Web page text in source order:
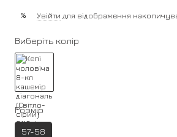
% Увійти для відображення
Виберіть колір
Розмір
57-58